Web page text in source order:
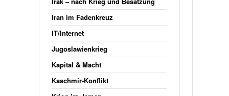
Iran im Fadenkreuz
IT/Internet
Jugoslawienkrieg
Kapital & Macht
Kaschmir-Konflikt